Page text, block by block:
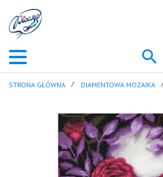
STRONA GŁÓWNA DIAMENTOWA MOZAIKA